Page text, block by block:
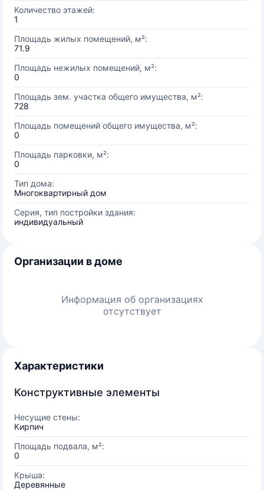
Количество этажей:
1
Площадь жилых помещений, м²:
71.9
Площадь нежилых помещений, м²:
0
Площадь зем. участка общего имущества, м²:
728
Площадь помещений общего имущества, м²:
0
Площадь парковки, м²:
0
Тип дома:
Многоквартирный дом
Серия, тип постройки здания:
индивидуальный
Организации в доме
Информация об организациях
отсутствует
Характеристики
Конструктивные элементы
Несущие стены:
Кирпич
Площадь подвала, м²:
0
Крыша:
Деревянные